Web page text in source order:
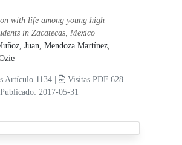
with life among young high
in Zacatecas, Mexico
Juan,Mendoza Martínez,
Artículo 1134 |
Visitas PDF 628
|Publicado: 2017-05-31